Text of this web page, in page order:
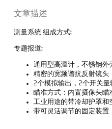
文章描述
测量系统 组成方式:
专题报道:
通用型高温计，不锈钢外
精密的宽频谱抗反射镜头
2个模拟输出，2个开关量
瞄准方式：内置摄像头瞄
工业用途的带冷却护罩和
带可灵活调节的固定装置